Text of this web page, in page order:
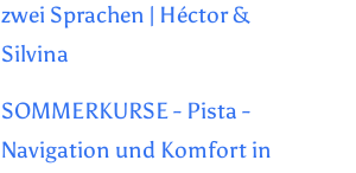
zwei Sprachen | Héctor &
Silvina
SOMMERKURSE - Pista -
Navigation und Komfort in